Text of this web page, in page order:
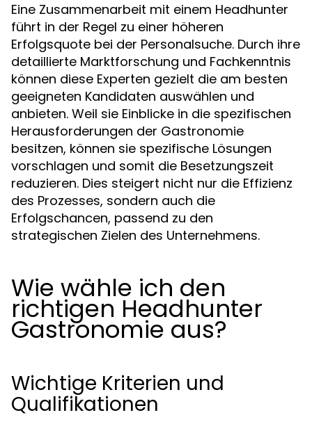
Eine Zusammenarbeit mit einem Headhunter
führt in der Regel zu einer höheren
Erfolgsquote bei der Personalsuche. Durch ihre
detaillierte Marktforschung und Fachkenntnis
können diese Experten gezielt die am besten
geeigneten Kandidaten auswählen und
anbieten. Weil sie Einblicke in die spezifischen
Herausforderungen der Gastronomie
besitzen, können sie spezifische Lösungen
vorschlagen und somit die Besetzungszeit
reduzieren. Dies steigert nicht nur die Effizienz
des Prozesses, sondern auch die
Erfolgschancen, passend zu den
strategischen Zielen des Unternehmens.
Wie wähle ich den
richtigen Headhunter
Gastronomie aus?
Wichtige Kriterien und
Qualifikationen